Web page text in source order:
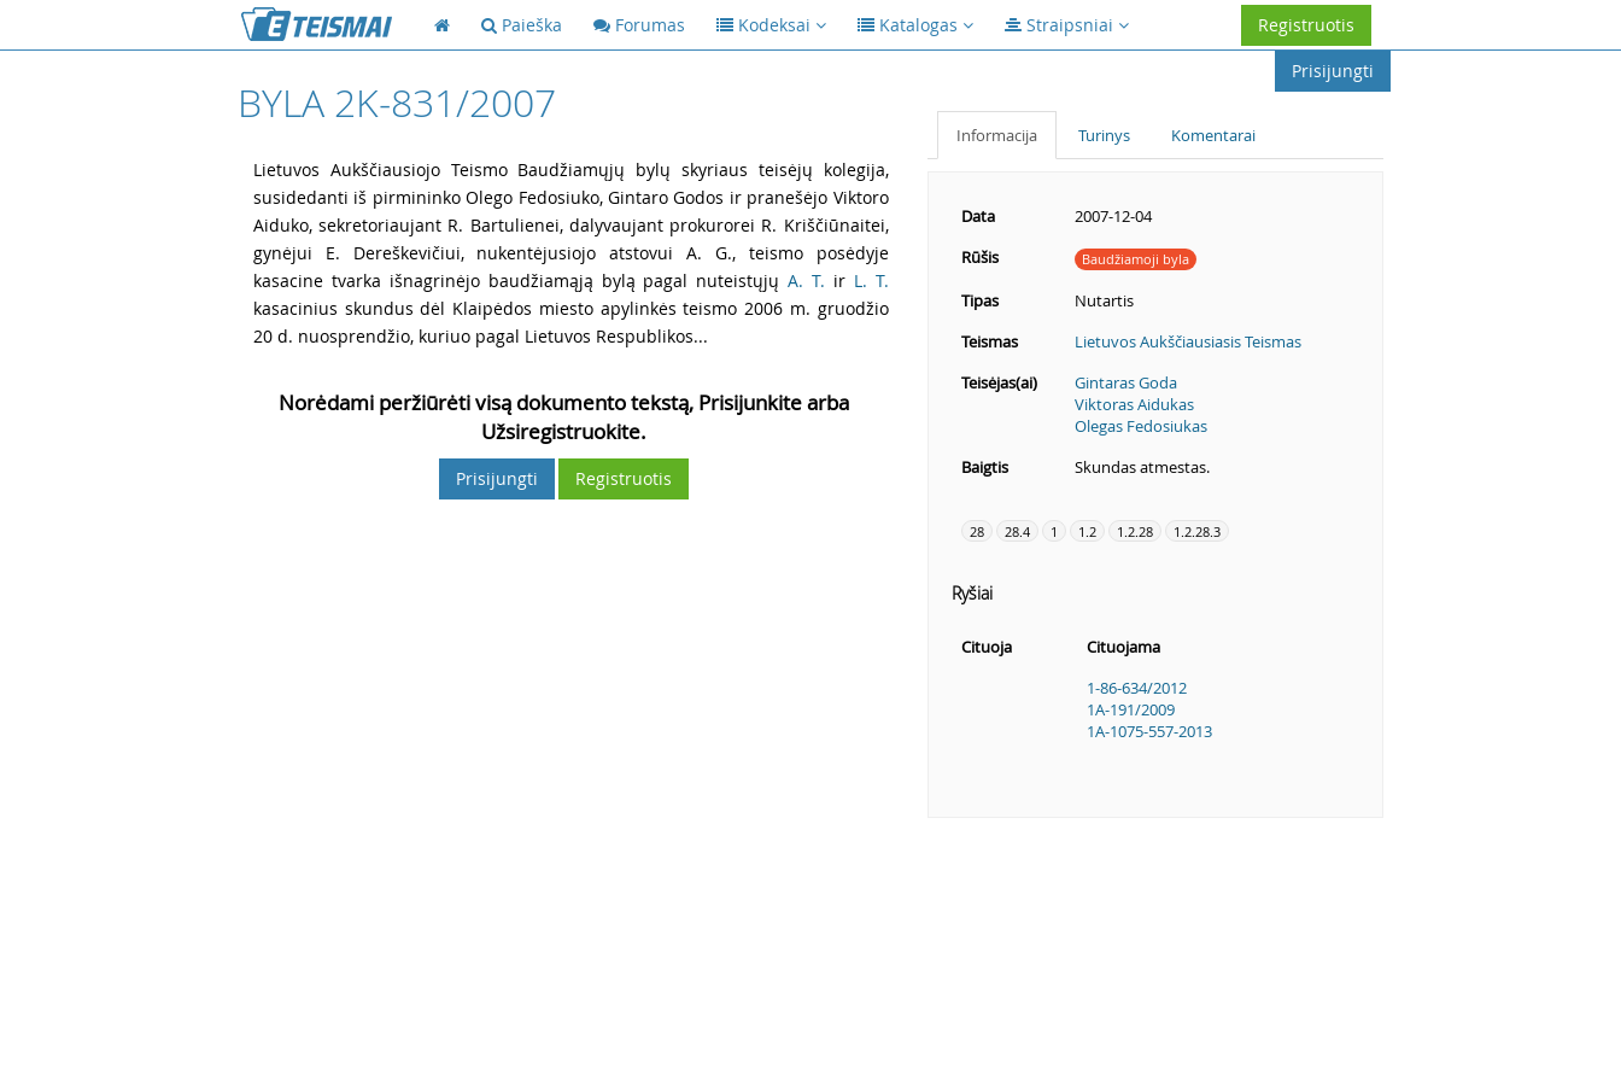
Paieška Forumas Kodeksai Katalogas Straipsniai
Registruotis
Prisijungti
BYLA 2K-831/2007
Lietuvos Aukščiausiojo Teismo Baudžiamųjų bylų skyriaus teisėjų kolegija,
susidedanti iš pirmininko Olego Fedosiuko, Gintaro Godos ir pranešėjo Viktoro
Aiduko, sekretoriaujant R. Bartulienei, dalyvaujant prokurorei R. Kriščiūnaitei,
gynėjui E. Dereškevičiui, nukentėjusiojo atstovui A. G., teismo posėdyje
kasacine tvarka išnagrinėjo baudžiamąją bylą pagal nuteistųjųA. T. ir L. T.
kasacinius skundus dėl Klaipėdos miesto apylinkės teismo 2006 m. gruodžio
20 d. nuosprendžio, kuriuo pagal Lietuvos Respublikos...
Norėdami peržiūrėti visą dokumento tekstą, Prisijunkite arba
Užsiregistruokite.
Prisijungti Registruotis
Informacija Turinys Komentarai
Data
2007-12-04
Rūšis
Baudžiamoji byla
Tipas
Nutartis
Teismas
Lietuvos Aukščiausiasis Teismas
Teisėjas(ai)
Gintaras Goda
Viktoras Aidukas
Olegas Fedosiukas
Baigtis
Skundas atmestas.
28 28.4 1 1.2 1.2.28 1.2.28.3
Ryšiai
Cituoja
Cituojama
1-86-634/2012
1A-191/2009
1A-1075-557-2013